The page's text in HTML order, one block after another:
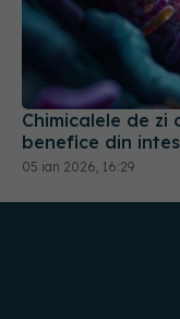
Chimicalele de
benefice din
05 ian 2026, 16:29